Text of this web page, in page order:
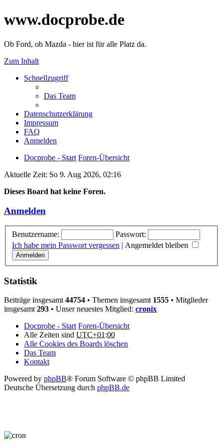
www.docprobe.de
Ob Ford, ob Mazda - hier ist für alle Platz da.
Zum Inhalt
Schnellzugriff
Das Team
Datenschutzerklärung
Impressum
FAQ
Anmelden
Docprobe - Start Foren-Übersicht
Aktuelle Zeit: So 9. Aug 2026, 02:16
Dieses Board hat keine Foren.
Anmelden
Benutzername:
Passwort:
Ich habe mein Passwort vergessen | Angemeldet bleiben
Statistik
Beiträge insgesamt 44754 • Themen insgesamt 1555 • Mitglieder
insgesamt 293 • Unser neuestes Mitglied: cronix
Docprobe - Start Foren-Übersicht
Alle Zeiten sind UTC+01:00
Alle Cookies des Boards löschen
Das Team
Kontakt
Powered by phpBB® Forum Software © phpBB Limited
Deutsche Übersetzung durch phpBB.de